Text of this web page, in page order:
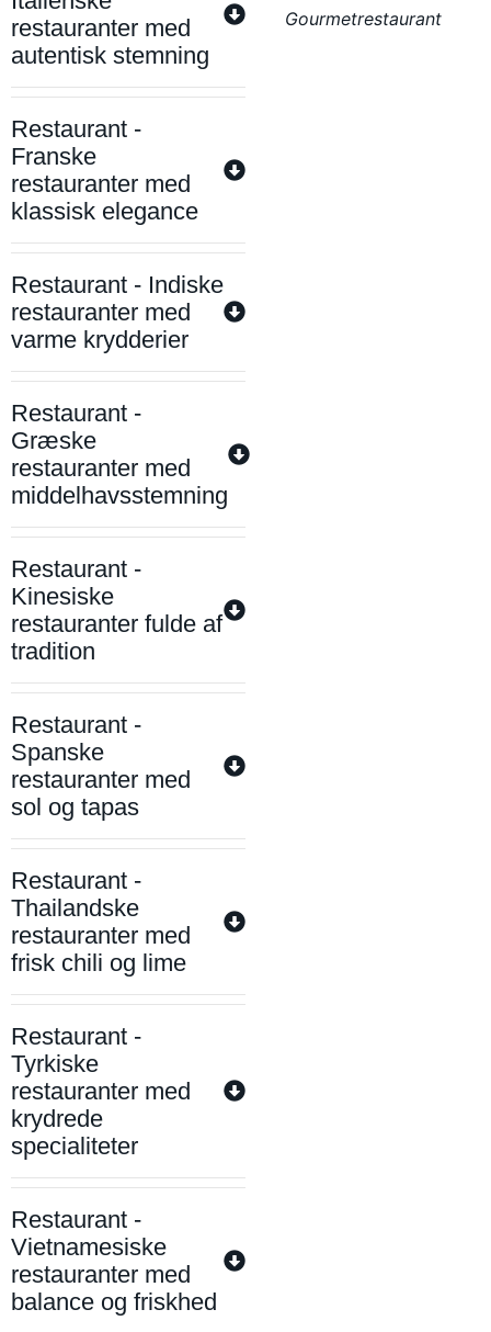
restauranter med
autentisk stemning
Restaurant -
Franske
restauranter med
klassisk elegance
Restaurant - Indiske
restauranter med
varme krydderier
Restaurant -
Græske
restauranter med
middelhavsstemning
Restaurant -
Kinesiske
restauranter fulde af
tradition
Restaurant -
Spanske
restauranter med
sol og tapas
Restaurant -
Thailandske
restauranter med
frisk chili og lime
Restaurant -
Tyrkiske
restauranter med
krydrede
specialiteter
Restaurant -
Vietnamesiske
restauranter med
balance og friskhed
Gourmetrestaurant